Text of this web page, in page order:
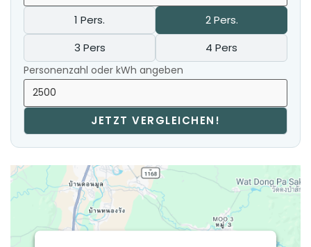
1 Pers.
2 Pers.
3 Pers
4 Pers
Personenzahl oder kWh angeben
JETZT VERGLEICHEN!